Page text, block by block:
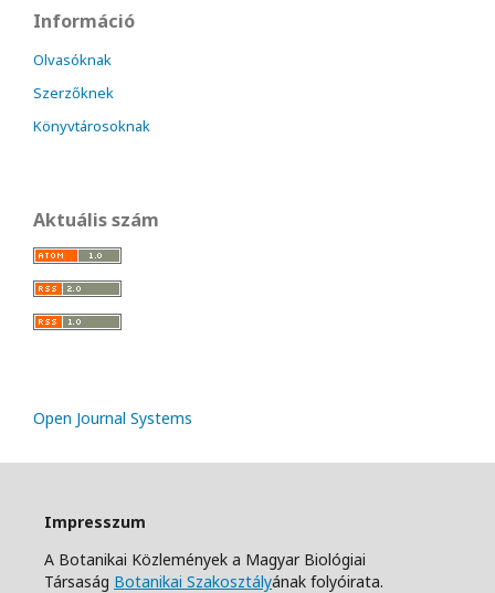
Információ
Olvasóknak
Szerzőknek
Könyvtárosoknak
Aktuális szám
Open Journal Systems
Impresszum
A Botanikai Közlemények a Magyar Biológiai
Társaság Botanikai Szakosztályának folyóirata.